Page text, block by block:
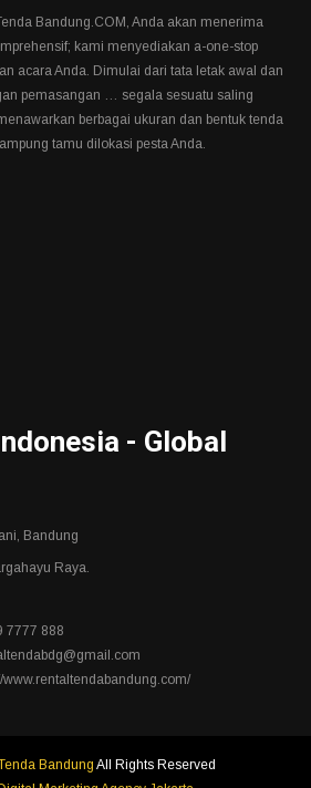
Bandung.COM, Anda akan menerima
kami menyediakan a-one-stop
acara Anda. Dimulai dari tata letak awal dan
pemasangan … segala sesuatu saling
berbagai ukuran dan bentuk tenda
tamu dilokasi pesta Anda.
- Global
Bandung
Raya.
7777 888
www.rentaltendabandung.com/
Bandung All Rights Reserved